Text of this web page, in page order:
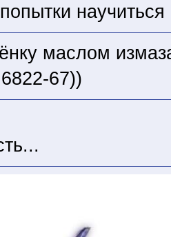
маслом
67))